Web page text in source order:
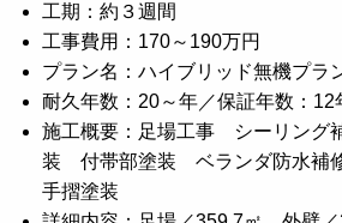
工期：約３週間
工事費用：170～190万円
プラン名：ハイブリッド無機プラ
耐久年数：20～年／保証年数：12
施工概要：足場工事 シーリング
装 付帯部塗装 ベランダ防水
手摺塗装